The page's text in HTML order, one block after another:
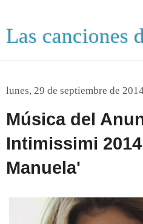
Las canciones
lunes, 29 de septiembre de
Música del
Intimissimi
Manuela'